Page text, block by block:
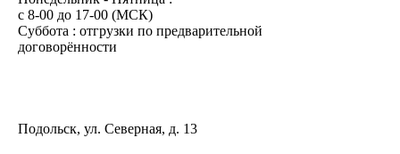
c 8-00 до 17-00 (МСК)
Суббота : отгрузки по предварительной
договорённости
Подольск, ул. Северная, д. 13